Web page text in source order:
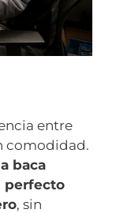
entre
comodidad.
baca
perfecto
, sin